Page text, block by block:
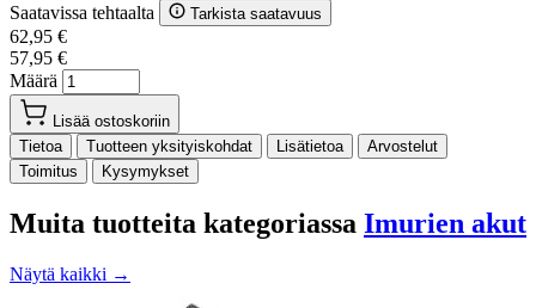
Saatavissa tehtaalta Tarkista saatavuus
62,95 €
57,95 €
Määrä
Lisää ostoskoriin
Tietoa
Tuotteen yksityiskohdat Lisätietoa
Arvostelut
Toimitus
Kysymykset
Muita tuotteita kategoriassa Imurien akut
Näytä kaikki →